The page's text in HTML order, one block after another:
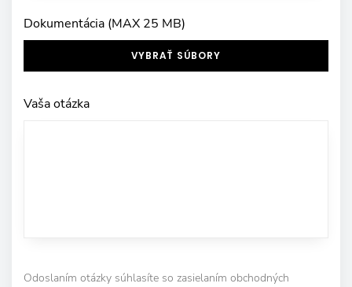
Dokumentácia (MAX 25 MB)
VYBRAŤ SÚBORY
Vaša otázka
Odoslaním otázky súhlasíte so zasielaním obchodných